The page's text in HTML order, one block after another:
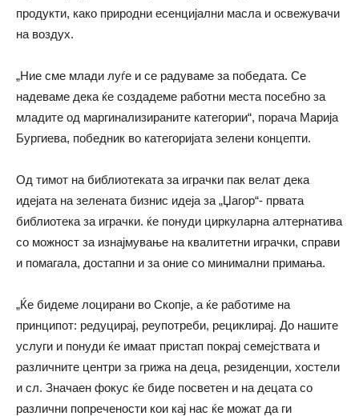
продукти, како природни есенцијални масла и освежувачи
на воздух.
„Ние сме млади луѓе и се радуваме за победата. Се
надеваме дека ќе создадеме работни места посебно за
младите од маргинализираните категории“, порача Марија
Бургиева, победник во категоријата зелени концепти.
Од тимот на библиотеката за играчки пак велат дека
идејата на зелената бизнис идеја за „Џагор“- првата
библиотека за играчки. ќе понуди циркуларна алтернатива
со можност за изнајмување на квалитетни играчки, справи
и помагала, достапни и за оние со минимални примања.
„Ќе бидеме лоцирани во Скопје, а ќе работиме на
принципот: редуцирај, реупотреби, рециклирај. До нашите
услуги и понуди ќе имаат пристап покрај семејствата и
различните центри за грижа на деца, резиденции, хостели
и сл. Значаен фокус ќе биде посветен и на децата со
различни попречености кои кај нас ќе можат да ги